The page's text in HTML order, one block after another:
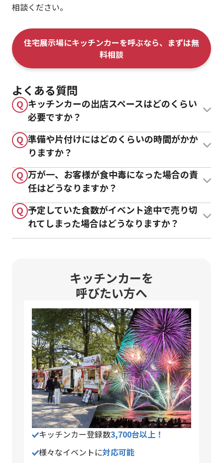
相談ください。
住宅展示場にキッチンカーを呼ぶなら、まずは無
料相談
よくある質問
Q キッチンカーの出店スペースはどのくらい
必要ですか？
Q 準備や片付けにはどのくらいの時間がかか
りますか？
Q 万が一、お客様が食中毒になった場合の責
任はどうなりますか？
Q 予定していた食数がイベント途中で売り切
れてしまった場合はどうなりますか？
キッチンカーを
呼びたい方へ
キッチンカー登録数3,700台以上！
様々なイベントに対応可能